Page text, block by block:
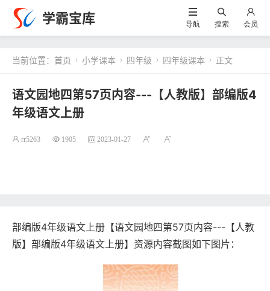
学霸宝库 导航 搜索 会员
当前位置： 首页  小学课本  四年级  四年级课本  正文
语文园地四第57页内容---【人教版】部编版4
年级语文上册
rr5263 1905 2023-01-27
部编版4年级语文上册【语文园地四第57页内容---【人教
版】部编版4年级语文上册】资源内容截图如下图片：